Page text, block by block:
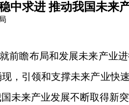
中求进 推动我国未来
前瞻布局和发展未来产业
，引领和支撑未来产业快
未来产业发展不断取得新突